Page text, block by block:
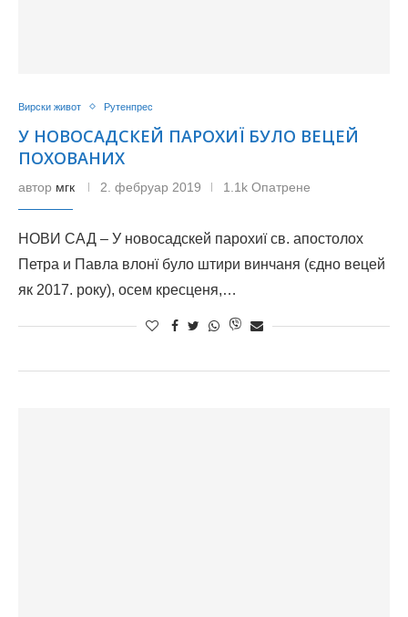
Вирски живот Рутенпрес
У НОВОСАДСКЕЙ ПАРОХИЇ БУЛО ВЕЦЕЙ
ПОХОВАНИХ
автор мгк 2. фебруар 2019 1.1k Опатрене
НОВИ САД – У новосадскей парохиї св. апостолох
Петра и Павла влонї було штири винчаня (єдно вецей
як 2017. року), осем кресценя,…